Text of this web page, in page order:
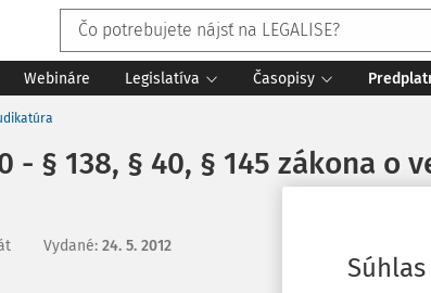
Webináre Legislatíva Časopisy
- § 138, § 40, § 145 zákona o
Vydané: 24. 5. 2012